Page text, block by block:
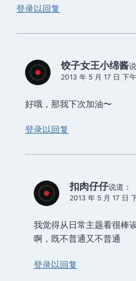
登录以回复
饺子女王小绵酱
2013 年 5 月 17 日 下
好哦，那我下次加油〜
登录以回复
扣肉仔仔说道：
2013 年 5 月 17 日
我觉得从日常主题看很棒
啊，既不普通又不普通
登录以回复